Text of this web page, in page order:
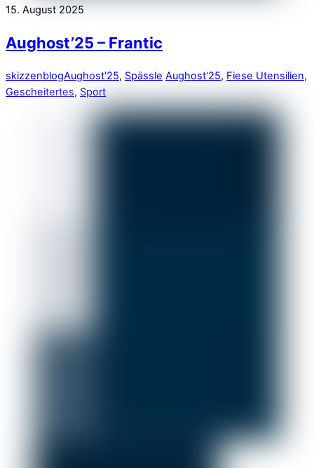
15. August 2025
Aughost’25 – Frantic
skizzenblogAughost'25, Spässle Aughost'25, Fiese Utensilien,
Gescheitertes, Sport